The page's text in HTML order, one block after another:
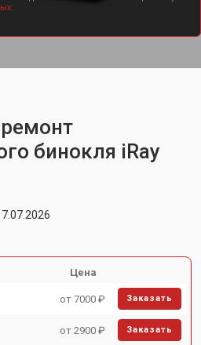
бинокля iRay
Цена
от 7000 ₽ Заказать
от 2900 ₽ Заказать